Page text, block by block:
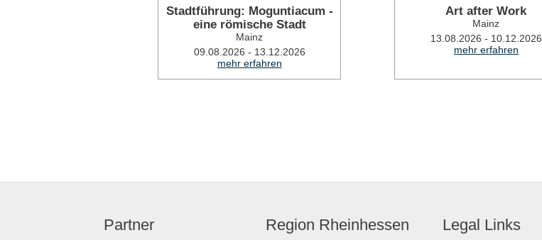
Stadtführung: Moguntiacum -
eine römische Stadt
Mainz
09.08.2026 - 13.12.2026
mehr erfahren
Art after Work
Mainz
13.08.2026 - 10.12.2026
mehr erfahren
Partner Region Rheinhessen Legal Links